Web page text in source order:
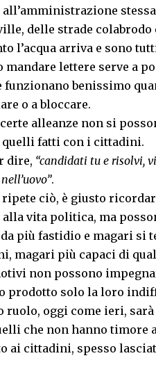
delle strade colabrodo
l’acqua arriva e sono
mandare lettere serve a
funzionano benissimo
o a bloccare.
alleanze non si
quelli fatti con i cittadini.
dire, “candidati tu e risolvi,
.
ciò, è giusto
vita politica, ma
più fastidio e magari si
magari più capaci di
non possono
prodotto solo la loro
ruolo, oggi come ieri,
che non hanno timore
ai cittadini, spesso